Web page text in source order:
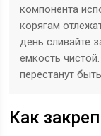
компонента
корягам
день сливайте
емкость
перестанут
Как